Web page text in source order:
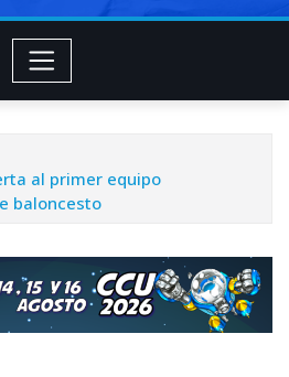
al primer equipo
baloncesto